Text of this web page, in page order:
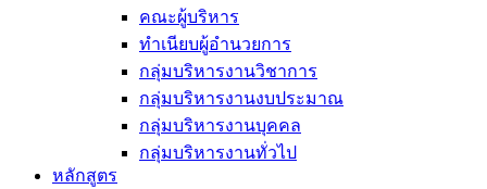
คณะผู้บริหาร
ทำเนียบผู้อำนวยการ
กลุ่มบริหารงานวิชาการ
กลุ่มบริหารงานงบประมาณ
กลุ่มบริหารงานบุคคล
กลุ่มบริหารงานทั่วไป
หลักสูตร